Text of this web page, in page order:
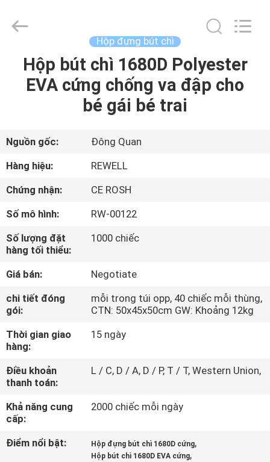
TRANG
CHỦ
SẢN
PHẨM
CHÚNG
TÔI
THAM
QUAN
MÁY
KIỂM
SOÁT
CHẤT
LƯỢNG
Industrial
Group
Reserved.
Developed
Hộp đựng bút chì
Hộp bút chì 1680D Polyester
EVA cứng chống va đập cho
bé gái bé trai
Nguồn gốc:
Đông Quan
Hàng hiệu:
REWELL
Chứng nhận:
CE ROSH
Số mô hình:
RW-00122
Số lượng đặt
hàng tối thiểu:
1000 chiếc
Giá bán:
Negotiate
chi tiết đóng
gói:
mỗi trong túi opp, 40 chiếc mỗi thùng,
CTN: 50x45x50cm GW: Khoảng 12kg
Thời gian giao
hàng:
15 ngày
Điều khoản
thanh toán:
L / C, D / A, D / P, T / T, Western Union,
Khả năng cung
cấp:
2000 chiếc mỗi ngày
Điểm nổi bật: Hộp đựng bút chì 1680D cứng,
Hộp bút chì 1680D EVA cứng,